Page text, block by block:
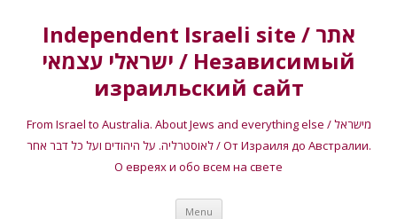
Independent Israeli site / אתר
ישראלי עצמאי / Независимый
израильский сайт
From Israel to Australia. About Jews and everything else / מישראל
לאוסטרליה. על היהודים ועל כל דבר אחר / От Израиля до Австралии.
О евреях и обо всем на свете
Menu Skip